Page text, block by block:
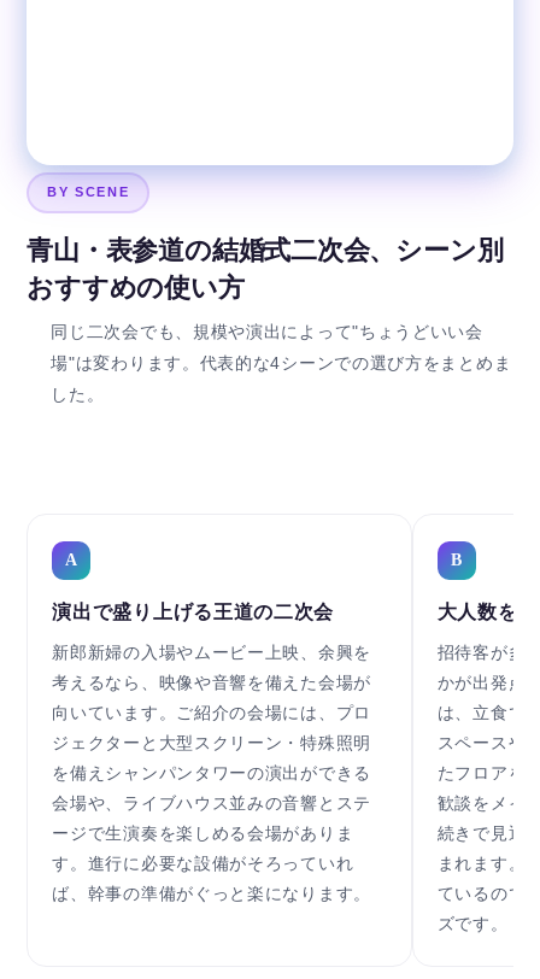
BY SCENE
青山・表参道の結婚式二次会、シーン別
おすすめの使い方
同じ二次会でも、規模や演出によって"ちょうどいい会
場"は変わります。代表的な4シーンでの選び方をまとめま
した。
A
演出で盛り上げる王道の二次会
新郎新婦の入場やムービー上映、余興を
考えるなら、映像や音響を備えた会場が
向いています。ご紹介の会場には、プロ
ジェクターと大型スクリーン・特殊照明
を備えシャンパンタワーの演出ができる
会場や、ライブハウス並みの音響とステ
ージで生演奏を楽しめる会場がありま
す。進行に必要な設備がそろっていれ
ば、幹事の準備がぐっと楽になります。
B
大人数を
招待客が多
かが出発点
は、立食で
スペースや
たフロアを
歓談をメイ
続きで見通
まれます。
ているので
ズです。